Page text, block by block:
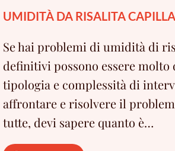
UMIDITÀ DA RISALITA
Se hai problemi di umidità di
definitivi possono essere
tipologia e complessità di
affrontare e risolvere il
tutte, devi sapere quanto è…